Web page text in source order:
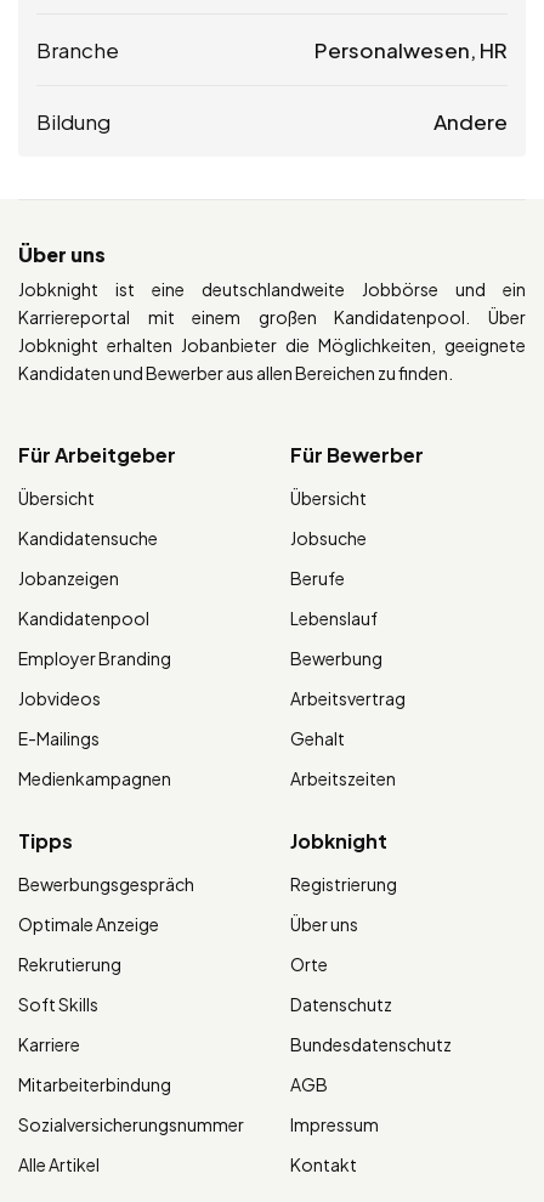
Branche Personalwesen, HR
Bildung Andere
Über uns
Jobknight ist eine deutschlandweite Jobbörse und ein
Karriereportal mit einem großen Kandidatenpool. Über
Jobknight erhalten Jobanbieter die Möglichkeiten, geeignete
Kandidaten und Bewerber aus allen Bereichen zu finden.
Für Arbeitgeber
Übersicht
Kandidatensuche
Jobanzeigen
Kandidatenpool
Employer Branding
Jobvideos
E-Mailings
Medienkampagnen
Für Bewerber
Übersicht
Jobsuche
Berufe
Lebenslauf
Bewerbung
Arbeitsvertrag
Gehalt
Arbeitszeiten
Tipps
Bewerbungsgespräch
Optimale Anzeige
Rekrutierung
Soft Skills
Karriere
Mitarbeiterbindung
Sozialversicherungsnummer
Alle Artikel
Jobknight
Registrierung
Über uns
Orte
Datenschutz
Bundesdatenschutz
AGB
Impressum
Kontakt